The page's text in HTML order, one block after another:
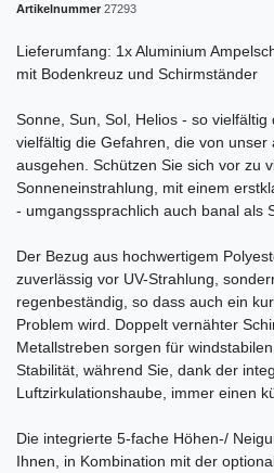
Artikelnummer 27293
Lieferumfang: 1x Aluminium
mit Bodenkreuz und Schirmständer
Sonne, Sun, Sol, Helios - so
vielfältig die Gefahren, die von unser
ausgehen. Schützen Sie sich vor zu
Sonneneinstrahlung, mit einem
- umgangssprachlich auch banal als
Der Bezug aus hochwertigem
zuverlässig vor UV-Strahlung,
regenbeständig, so dass auch ein
Problem wird. Doppelt vernähter
Metallstreben sorgen für
Stabilität, während Sie, dank der
Luftzirkulationshaube, immer einen
Die integrierte 5-fache Höhen-/
Ihnen, in Kombination mit der